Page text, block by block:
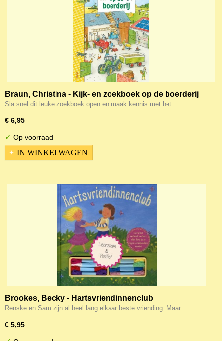
Braun, Christina - Kijk- en zoekboek op de boerderij
Sla snel dit leuke zoekboek open en maak kennis met het…
€ 6,95
✓ Op voorraad
IN WINKELWAGEN
Brookes, Becky - Hartsvriendinnenclub
Renske en Sam zijn al heel lang elkaar beste vriending. Maar…
€ 5,95